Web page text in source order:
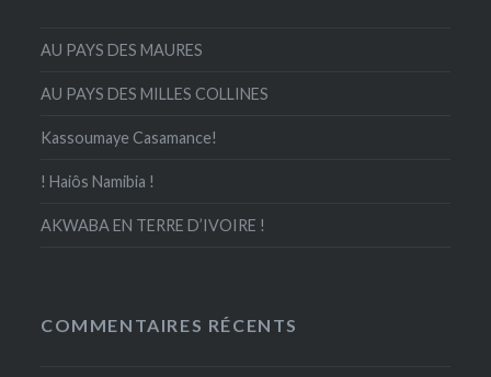
AU PAYS DES MAURES
AU PAYS DES MILLES COLLINES
Kassoumaye Casamance!
! Haiôs Namibia !
AKWABA EN TERRE D’IVOIRE !
COMMENTAIRES RÉCENTS